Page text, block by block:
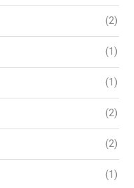
(2)
(1)
(1)
(2)
(2)
(1)